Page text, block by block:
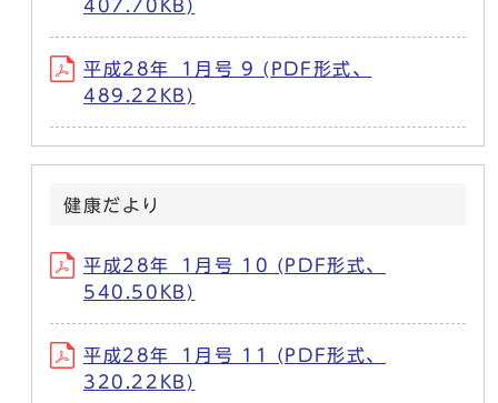
407.70KB)
平成28年_1月号 9 (PDF形式、
489.22KB)
健康だより
平成28年_1月号 10 (PDF形式、
540.50KB)
平成28年_1月号 11 (PDF形式、
320.22KB)